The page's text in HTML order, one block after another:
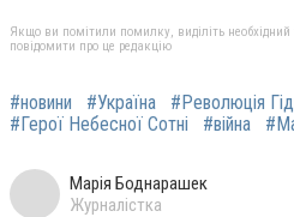
Якщо ви помітили помилку, виділіть необхідний
повідомити про це редакцію
#новини #Україна
#Революція
#Герої Небесної Сотні
#війна
Марія Боднарашек
Журналістка